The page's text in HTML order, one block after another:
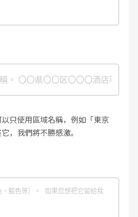
只使用區域名稱，例如「東京
，我們將不勝感激。